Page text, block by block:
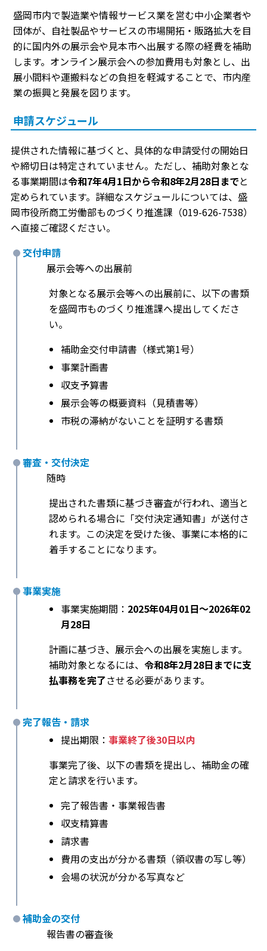
盛岡市内で製造業や情報サービス業を営む中小企業者や
団体が、自社製品やサービスの市場開拓・販路拡大を目
的に国内外の展示会や見本市へ出展する際の経費を補助
します。オンライン展示会への参加費用も対象とし、出
展小間料や運搬料などの負担を軽減することで、市内産
業の振興と発展を図ります。
申請スケジュール
提供された情報に基づくと、具体的な申請受付の開始日
や締切日は特定されていません。ただし、補助対象とな
る事業期間は令和7年4月1日から令和8年2月28日までと
定められています。詳細なスケジュールについては、盛
岡市役所商工労働部ものづくり推進課（019-626-7538）
へ直接ご確認ください。
交付申請
展示会等への出展前
対象となる展示会等への出展前に、以下の書類
を盛岡市ものづくり推進課へ提出してくださ
い。
補助金交付申請書（様式第1号）
事業計画書
収支予算書
展示会等の概要資料（見積書等）
市税の滞納がないことを証明する書類
審査・交付決定
随時
提出された書類に基づき審査が行われ、適当と
認められる場合に「交付決定通知書」が送付さ
れます。この決定を受けた後、事業に本格的に
着手することになります。
事業実施
事業実施期間： 2025年04月01日〜2026年02
月28日
計画に基づき、展示会への出展を実施します。
補助対象となるには、 令和8年2月28日までに支
払事務を完了させる必要があります。
完了報告・請求
提出期限： 事業終了後30日以内
事業完了後、以下の書類を提出し、補助金の確
定と請求を行います。
完了報告書・事業報告書
収支精算書
請求書
費用の支出が分かる書類（領収書の写し等）
会場の状況が分かる写真など
補助金の交付
報告書の審査後